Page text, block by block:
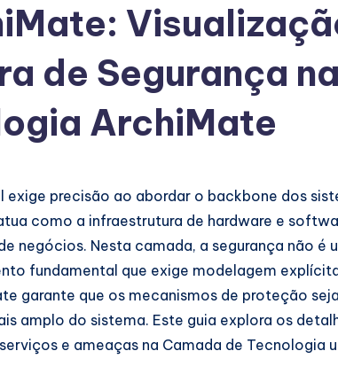
de Segurança
ArchiMate
exige precisão ao abordar o backbone dos
como a infraestrutura de hardware e
negócios. Nesta camada, a segurança não é
fundamental que exige modelagem
garante que os mecanismos de proteção
amplo do sistema. Este guia explora os
e ameaças na Camada de Tecnologia